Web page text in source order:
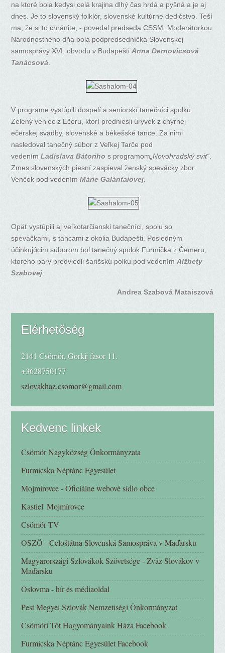
na ktoré bola kedysi celá krajina dlhý čas hrdá a pyšná a je aj
dnes. Je to slovenský folklór, slovenské kultúrne dedičstvo. Teší
ma, že si to chránite, - povedal predseda CSSM. Moderátorkou
Národnostného dňa bola podpredsedníčka Slovenskej
samosprávy XVI. obvodu v BudapeštiAnna Dernovicsová
Tanácsová
V programe vystúpili dospelí a seniorskí tanečníci spolku
Zelený veniec z Ečeru, ktorí predniesli úryvok z chýrnej
ečerskej svadby, slovenské a békešské tance. Za nimi
nasledoval tanečný súbor z Veľkej Tarče pod
vedenímLadislava Bátoriho s programom „Novohradský svit“
Zmes slovenských piesní zaspieval ženský spevácky zbor
Venčok pod vedenímMárie Galántaiovej
Opäť vystúpili aj veľkotarčianski tanečníci, spolu so
speváčkami, s tancami z okolia Budapešti. Posledným
účinkujúcim súborom bol tanečný spolok Furmička z Čemeru,
ktorého páry predviedli šarišskú polku pod vedenímAlžbety
Szabovej.
Andrea Szabová Mataiszová
Elérhetőség
2141 Csömör, Gorkij fasor 11.
+3628750177
szlovakhaz.csomor@gmail.com
Kedvenc linkek
Csömör Nagyközség Önkormányzata
Furmicska Néptánc Egyesület
Mojmírovce - Oficiálne webové sídlo obce
Kastiel' Mojmírovce
Csömör TV
OSZÖ - Celoštátna Slovenská Samospráva v Maďarsku
Magyarországi Szlovákok Szövetsége - Zväz Slovákov v
Maďarsku
Oslovma - hír és médiaoldal
Pest Megyei Szlovák Nemzetiségi Önkormányzat
Csömöri Tót Hagyományaink Háza Facebook
Furmicska Néptánc Egyesület Facebook